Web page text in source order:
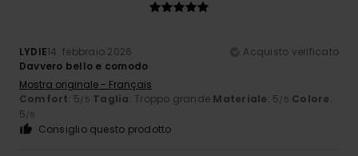
LYDIE14. febbraio 2026
Acquisto verificato
Davvero bello e comodo
Mostra originale - Français
Comfort: 5/5 Taglia: Troppo grande Materiale: 5/5 Colore:
5/5
Consiglio questo prodotto